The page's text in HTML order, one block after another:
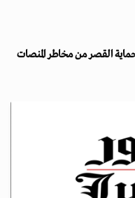
القصر من مخاطر المنصات